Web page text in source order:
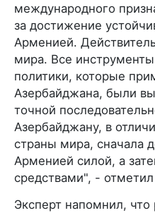
международного
за достижение
Арменией.
мира. Все инструменты
политики, которые
Азербайджана, были
точной
Азербайджану, в
страны мира, сначала
Арменией силой, а
средствами", -
Эксперт напомнил,